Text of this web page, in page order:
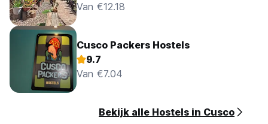
Van €12.18
Cusco Packers Hostels
9.7
Van €7.04
Bekijk alle Hostels in Cusco